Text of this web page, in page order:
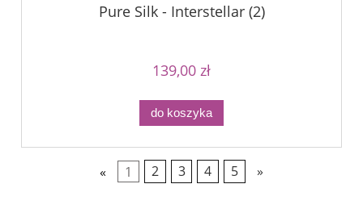
Pure Silk - Interstellar (2)
139,00 zł
do koszyka
« 1 2 3 4 5 »